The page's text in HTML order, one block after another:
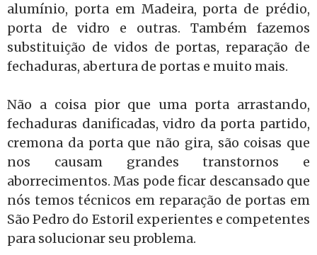
alumínio, porta em Madeira, porta de prédio,
porta de vidro e outras. Também fazemos
substituição de vidos de portas, reparação de
fechaduras, abertura de portas e muito mais.
Não a coisa pior que uma porta arrastando,
fechaduras danificadas, vidro da porta partido,
cremona da porta que não gira, são coisas que
nos causam grandes transtornos e
aborrecimentos. Mas pode ficar descansado que
nós temos técnicos em reparação de portas em
São Pedro do Estoril experientes e competentes
para solucionar seu problema.